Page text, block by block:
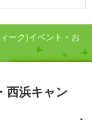
ーク)イベント・お
西浜キャン